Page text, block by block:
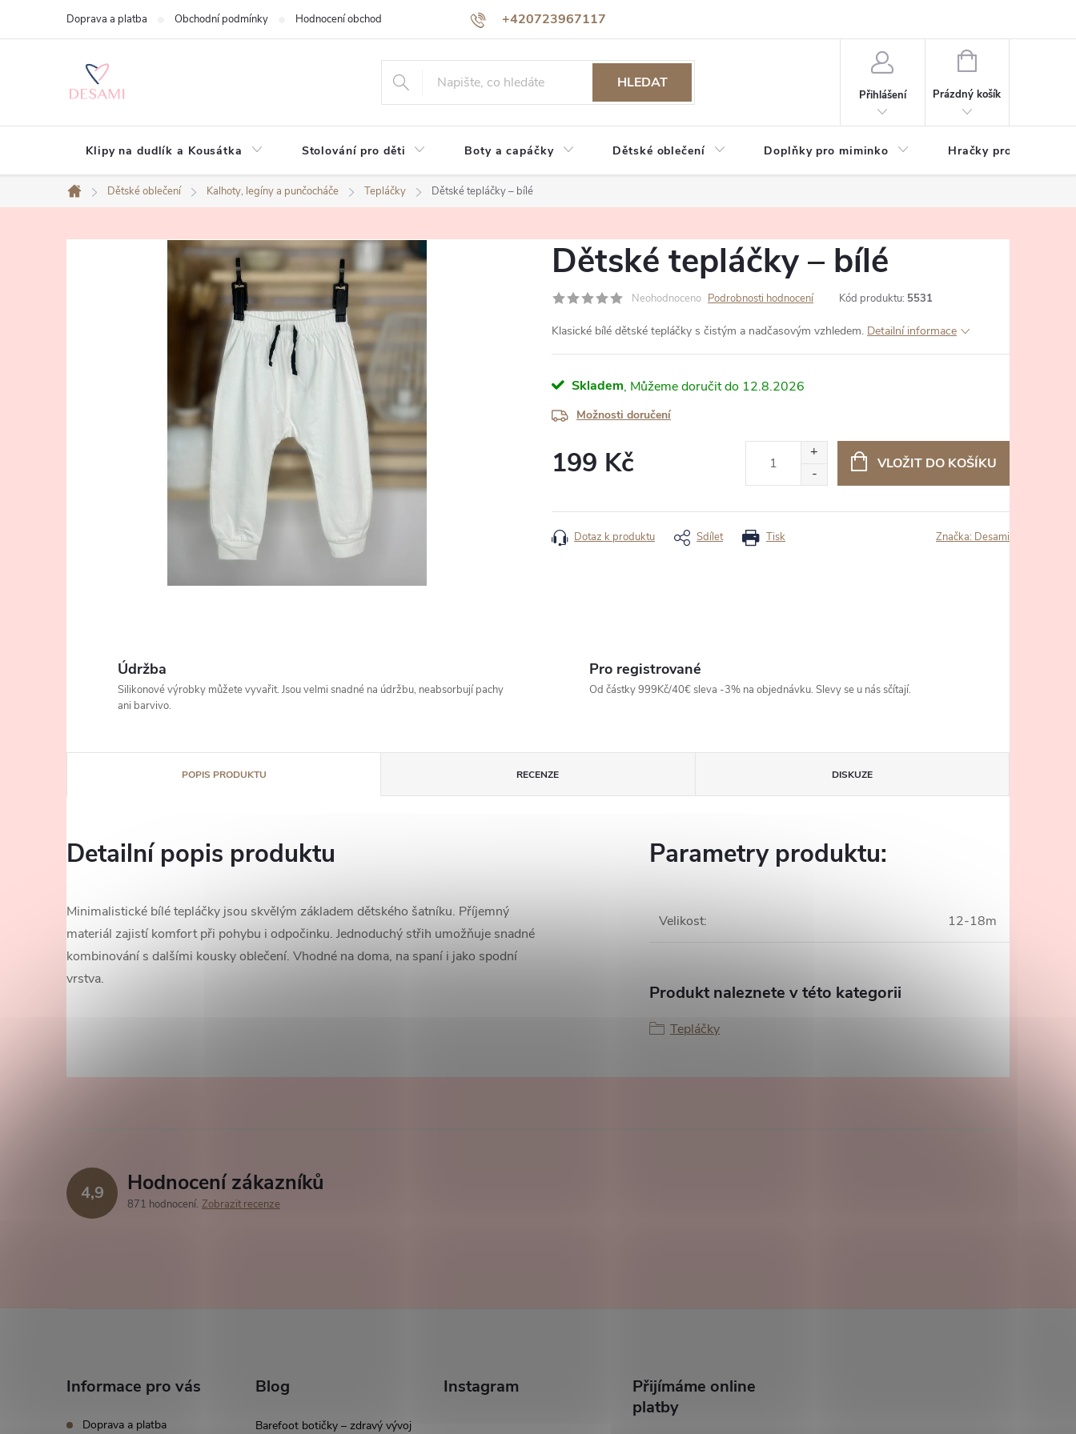
+420723967117
Doprava a platba Obchodní podmínky Hodnocení obchodu Jak nakupovat Reklamace a vrácení zboží
HLEDAT
Přihlášení
NÁKUPNÍ
Prázdný košík
Klipy na dudlík a Kousátka Stolování pro děti Boty a capáčky Dětské oblečení Doplňky pro miminko Hračky pro děti
Domů
Dětské oblečení Kalhoty, legíny a punčocháče Tepláčky Dětské tepláčky – bílé
Dětské tepláčky – bílé
Neohodnoceno Podrobnosti hodnocení Kód produktu: 5531
Klasické bílé dětské tepláčky s čistým a nadčasovým vzhledem. Detailní informace
Skladem 12.8.2026
Možnosti doručení
199 Kč VLOŽIT DO KOŠÍKU
Tisk
Dotaz k produktu Sdílet Značka: Desami
Údržba
Silikonové výrobky můžete vyvařit. Jsou velmi snadné na údržbu, neabsorbují pachy
ani barvivo.
Pro registrované
Od částky 999Kč/40€ sleva -3% na objednávku. Slevy se u nás sčítají.
POPIS PRODUKTU RECENZE DISKUZE
Detailní popis produktu
Minimalistické bílé tepláčky jsou skvělým základem dětského šatníku. Příjemný
materiál zajistí komfort při pohybu i odpočinku. Jednoduchý střih umožňuje snadné
kombinování s dalšími kousky oblečení. Vhodné na doma, na spaní i jako spodní
vrstva.
Parametry produktu:
Velikost: 12-18m
Produkt naleznete v této kategorii
Tepláčky
4,9 Hodnocení zákazníků
871 hodnocení Zobrazit recenze
Informace pro vás
Doprava a platba
Blog
Barefoot botičky – zdravý vývoj
Instagram
Přijímáme online
platby